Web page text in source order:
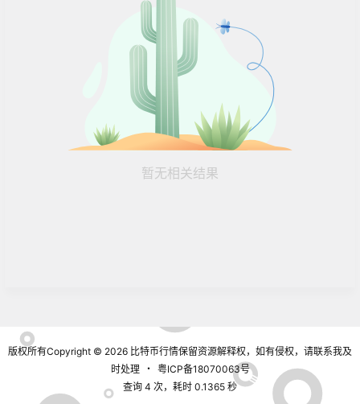
暂无相关结果
版权所有Copyright © 2026 比特币行情保留资源解释权，如有侵权，请联系我及
时处理
・ 粤ICP备18070063号
查询 4 次，耗时 0.1365 秒